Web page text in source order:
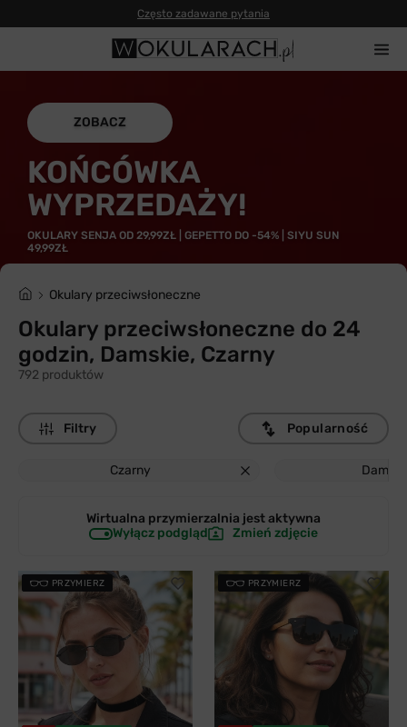
Często zadawane pytania
ZOBACZ
KOŃCÓWKA
WYPRZEDAŻY!
OKULARY SENJA OD 29,99ZŁ | GEPETTO DO -54% | SIYU SUN
49,99ZŁ
Okulary przeciwsłoneczne
Okulary przeciwsłoneczne do 24
godzin, Damskie, Czarny
792 produktów
Filtry
Czarny
Popularność
Wirtualna przymierzalnia jestaktywna
Wyłącz podgląd
Zmień zdjęcie
PRZYMIERZ PRZYMIERZ